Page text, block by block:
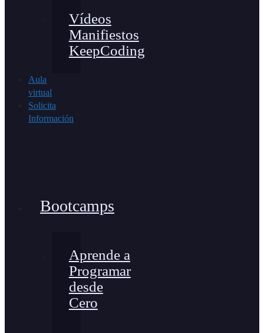
Vídeos
Manifiestos
KeepCoding
Aula
virtual
Solicita
Información
Bootcamps
Aprende a
Programar
desde
Cero